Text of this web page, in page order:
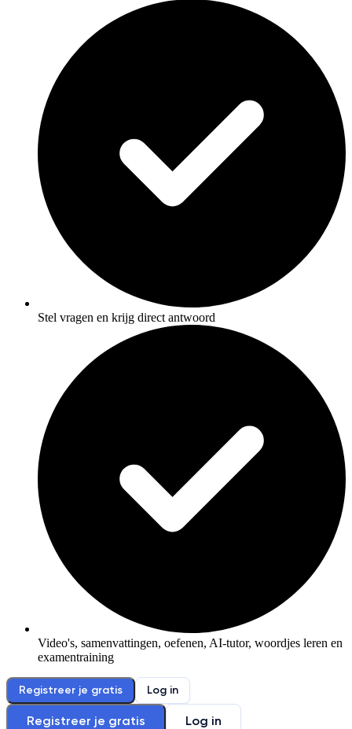
Stel vragen en krijg direct antwoord
Video's, samenvattingen, oefenen, AI-tutor, woordjes leren en
examentraining
Registreer je gratis Log in
Registreer je gratis Log in